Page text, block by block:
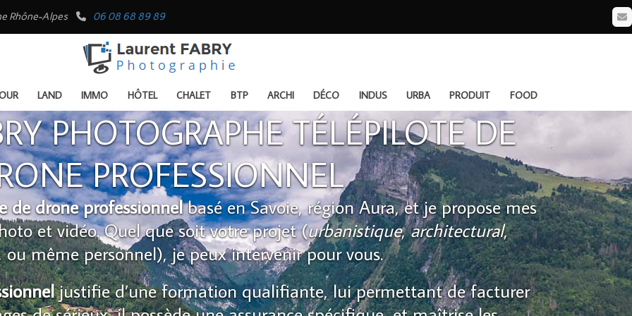
Rhône-Alpes 06 08 68 89 89
LAND IMMO HÔTEL CHALET BTP ARCHI DÉCO INDUS URBA PRODUIT FOOD
PHOTOGRAPHE TÉLÉPILOTE DE
PROFESSIONNEL
de drone professionnelbasé en Savoie, région Aura, et je propose mes
et vidéo. Quel que soit votre projet (urbanistique,architectural,
ou même personnel), je peux intervenir pour vous.
justifie d’une formation qualifiante, lui permettant de facturer